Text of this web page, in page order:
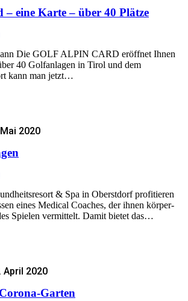
eine Karte – über 40 Plätze
Die GOLF ALPIN CARD eröffnet Ihnen
40 Golfanlagen in Tirol und dem
kann man jetzt…
2020
& Spa in Oberstdorf profitieren
eines Medical Coaches, der ihnen körper-
Spielen vermittelt. Damit bietet das…
April 2020
Garten